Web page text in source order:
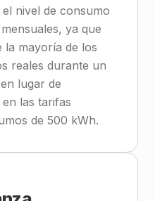
nivel de consumo
ya que
la mayoría de los
reales durante un
lugar de
las tarifas
de 500 kWh.